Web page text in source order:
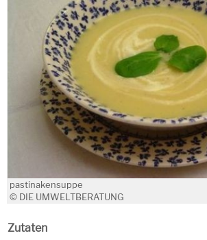
pastinakensuppe
© DIE UMWELTBERATUNG
Zutaten